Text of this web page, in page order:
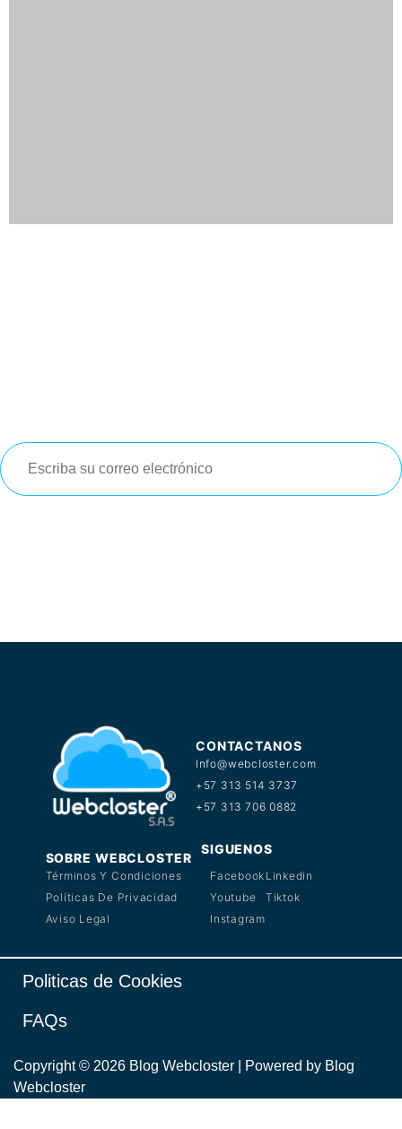
CONTACTANOS
Info@webcloster.com
+57 313 514 3737
+57 313 706 0882
SOBRE WEBCLOSTER
Términos Y Condiciones
Políticas De Privacidad
Aviso Legal
SIGUENOS
Facebook
Youtube
Instagram
Linkedin
Tiktok
Copyright © 2026 Blog Webcloster | Powered by Blog
Webcloster
Politicas de Cookies
FAQs